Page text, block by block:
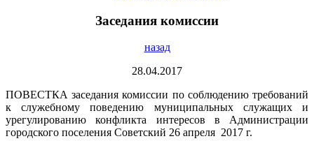
Заседания комиссии
назад
28.04.2017
ПОВЕСТКА заседания комиссии по соблюдению требований
к служебному поведению муниципальных служащих и
урегулированию конфликта интересов в Администрации
городского поселения Советский 26 апреля 2017 г.